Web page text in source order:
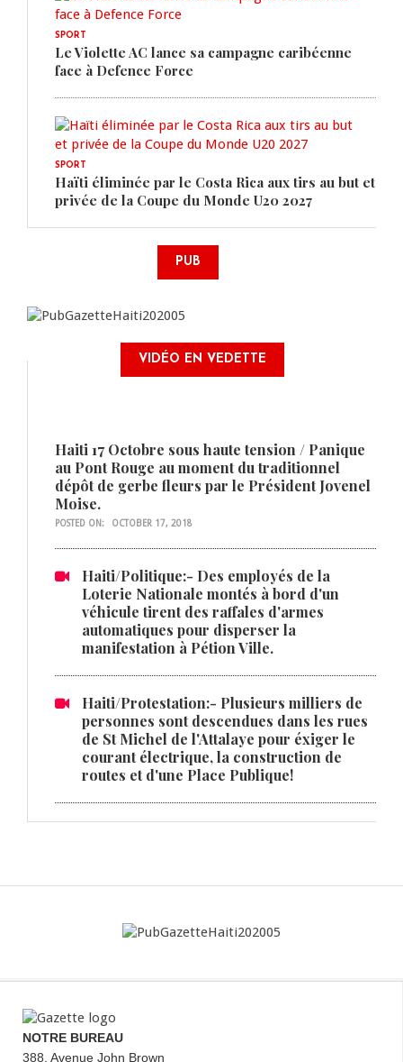
SPORT
Le Violette AC lance sa campagne caribéenne
face à Defence Force
SPORT
Haïti éliminée par le Costa Rica aux tirs au but et
privée de la Coupe du Monde U20 2027
PUB
VIDÉO EN VEDETTE
Haiti 17 Octobre sous haute tension / Panique
au Pont Rouge au moment du traditionnel
dépôt de gerbe fleurs par le Président Jovenel
Moise.
POSTED ON: OCTOBER 17, 2018
Haiti/Politique:- Des employés de la
Loterie Nationale montés à bord d'un
véhicule tirent des raffales d'armes
automatiques pour disperser la
manifestation à Pétion Ville.
Haiti/Protestation:- Plusieurs milliers de
personnes sont descendues dans les rues
de St Michel de l'Attalaye pour éxiger le
courant électrique, la construction de
routes et d'une Place Publique!
NOTRE BUREAU
388, Avenue John Brown